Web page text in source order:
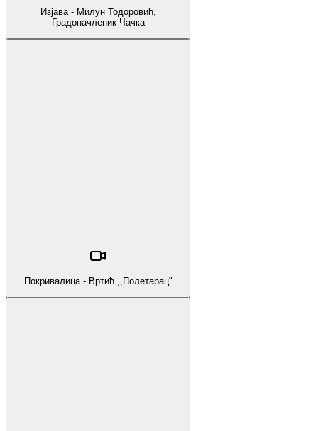
Изјава - Милун Тодоровић,
Градоначленик Чачка
Покривалица - Вртић ,,Полетарац"